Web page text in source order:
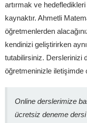
artırmak ve
kaynaktır. Ahmetli
öğretmenlerden
kendinizi geliştirirken
tutabilirsiniz. Derslerinizi
öğretmeninizle iletişimde
Online derslerimize
ücretsiz deneme